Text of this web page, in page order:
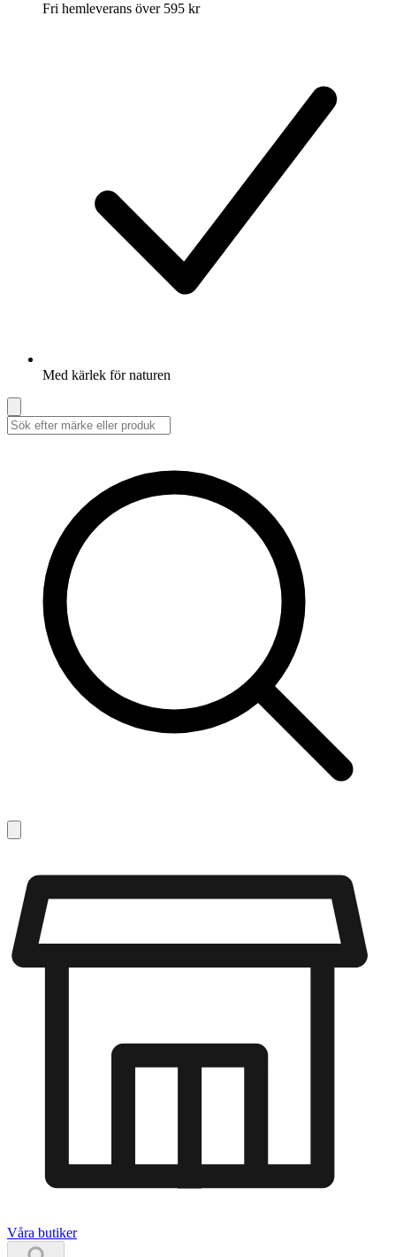
Fri hemleverans över 595 kr
Med kärlek för naturen
Våra butiker